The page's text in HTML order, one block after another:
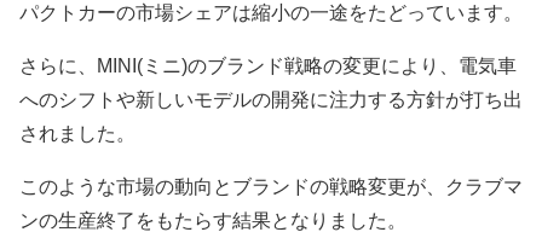
パクトカーの市場シェアは縮小の一途をたどっています。
さらに、MINI(ミニ)のブランド戦略の変更により、電気車
へのシフトや新しいモデルの開発に注力する方針が打ち出
されました。
このような市場の動向とブランドの戦略変更が、クラブマ
ンの生産終了をもたらす結果となりました。